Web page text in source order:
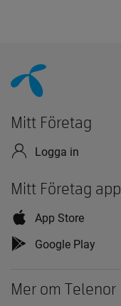
Mer om Telenor
Mitt Företag
Logga in
Mitt Företag app
App Store
Google Play